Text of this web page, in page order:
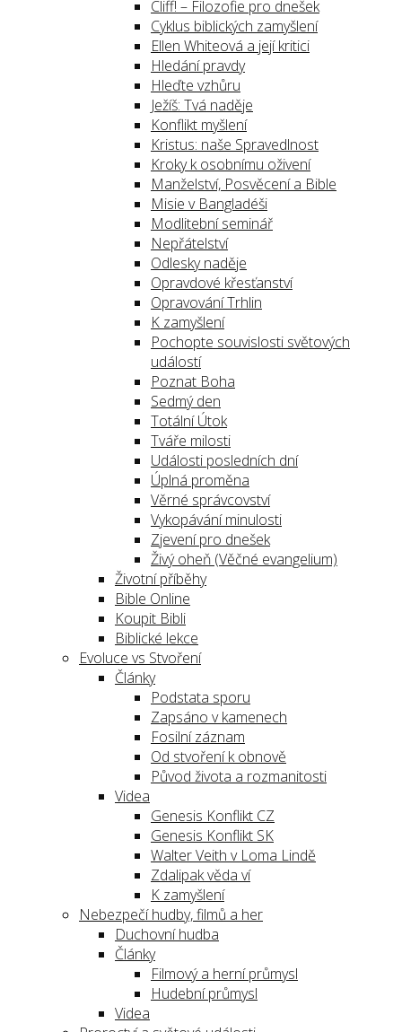
Cliff! – Filozofie pro dnešek
Cyklus biblických zamyšlení
Ellen Whiteová a její kritici
Hledání pravdy
Hleďte vzhůru
Ježíš: Tvá naděje
Konflikt myšlení
Kristus: naše Spravedlnost
Kroky k osobnímu oživení
Manželství, Posvěcení a Bible
Misie v Bangladéši
Modlitební seminář
Nepřátelství
Odlesky naděje
Opravdové křesťanství
Opravování Trhlin
K zamyšlení
Pochopte souvislosti světových
událostí
Poznat Boha
Sedmý den
Totální Útok
Tváře milosti
Události posledních dní
Úplná proměna
Věrné správcovství
Vykopávání minulosti
Zjevení pro dnešek
Živý oheň (Věčné evangelium)
Životní příběhy
Bible Online
Koupit Bibli
Biblické lekce
Evoluce vs Stvoření
Články
Podstata sporu
Zapsáno v kamenech
Fosilní záznam
Od stvoření k obnově
Původ života a rozmanitosti
Videa
Genesis Konflikt CZ
Genesis Konflikt SK
Walter Veith v Loma Lindě
Zdalipak věda ví
K zamyšlení
Nebezpečí hudby, filmů a her
Duchovní hudba
Články
Filmový a herní průmysl
Hudební průmysl
Videa